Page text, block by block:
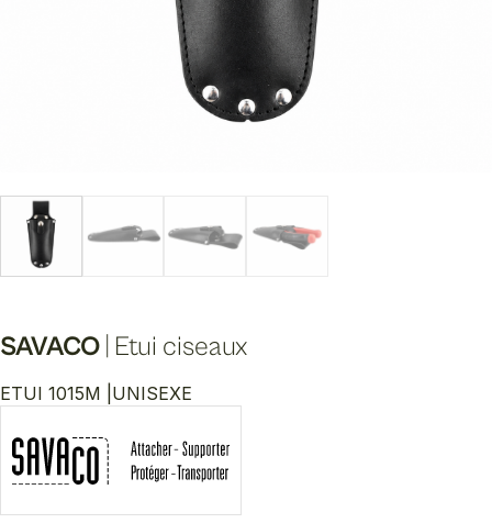
SAVACO Etui ciseaux
ETUI 1015M | UNISEXE